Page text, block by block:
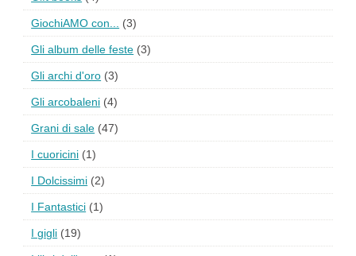
GiochiAMO con... (3)
Gli album delle feste (3)
Gli archi d'oro (3)
Gli arcobaleni (4)
Grani di sale (47)
I cuoricini (1)
I Dolcissimi (2)
I Fantastici (1)
I gigli (19)